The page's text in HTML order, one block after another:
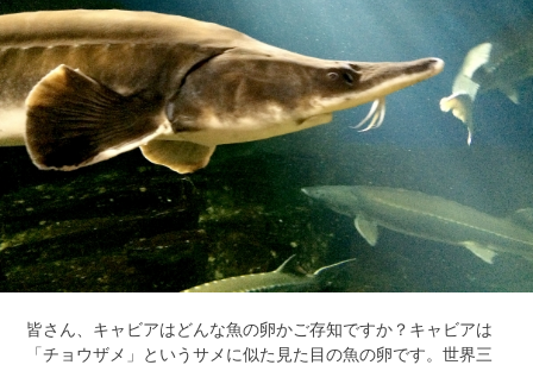
皆さん、キャビアはどんな魚の卵かご存知ですか？キャビアは
「チョウザメ」というサメに似た見た目の魚の卵です。世界三